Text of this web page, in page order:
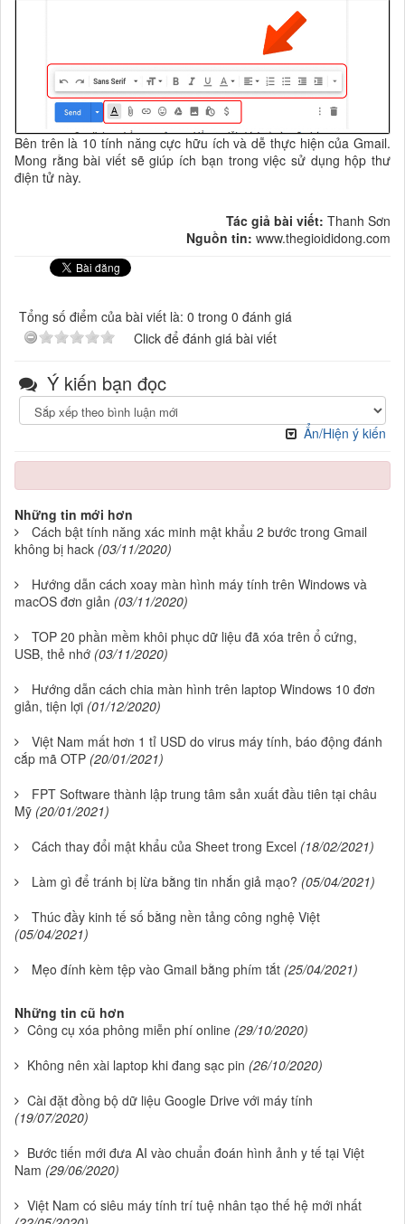
Bên trên là 10 tính năng cực hữu ích và dễ thực hiện của Gmail.
Mong rằng bài viết sẽ giúp ích bạn trong việc sử dụng hộp thư
điện tử này.
Tác giả bài viết: Thanh Sơn
Nguồn tin: www.thegioididong.com
Tổng số điểm của bài viết là: 0 trong 0 đánh giá
Click để đánh giá bài viết
Ý kiến bạn đọc
Ẩn/Hiện ý kiến
Những tin mới hơn
Cách bật tính năng xác minh mật khẩu 2 bước trong Gmail
không bị hack (03/11/2020)
Hướng dẫn cách xoay màn hình máy tính trên Windows và
macOS đơn giản (03/11/2020)
TOP 20 phần mềm khôi phục dữ liệu đã xóa trên ổ cứng,
USB, thẻ nhớ (03/11/2020)
Hướng dẫn cách chia màn hình trên laptop Windows 10 đơn
giản, tiện lợi (01/12/2020)
Việt Nam mất hơn 1 tỉ USD do virus máy tính, báo động đánh
cắp mã OTP (20/01/2021)
FPT Software thành lập trung tâm sản xuất đầu tiên tại châu
Mỹ (20/01/2021)
Cách thay đổi mật khẩu của Sheet trong Excel (18/02/2021)
Làm gì để tránh bị lừa bằng tin nhắn giả mạo? (05/04/2021)
Thúc đầy kinh tế số bằng nền tảng công nghệ Việt
(05/04/2021)
Mẹo đính kèm tệp vào Gmail bằng phím tắt (25/04/2021)
Những tin cũ hơn
Công cụ xóa phông miễn phí online (29/10/2020)
Không nên xài laptop khi đang sạc pin (26/10/2020)
Cài đặt đồng bộ dữ liệu Google Drive với máy tính
(19/07/2020)
Bước tiến mới đưa AI vào chuẩn đoán hình ảnh y tế tại Việt
Nam (29/06/2020)
Việt Nam có siêu máy tính trí tuệ nhân tạo thế hệ mới nhất